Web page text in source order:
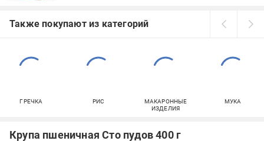
Также покупают из категорий
ГРЕЧКА РИС
МАКАРОННЫЕ
ИЗДЕЛИЯ
МУКА
Крупа пшеничная Сто пудов 400 г